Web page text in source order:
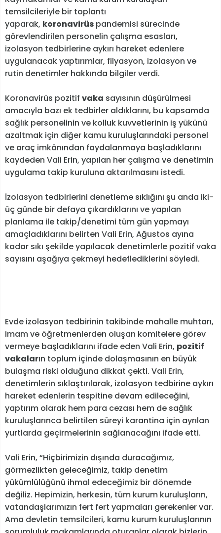
temsilcileriyle bir toplantı
yaparak, koronavirüs pandemisi sürecinde
görevlendirilen personelin çalışma esasları,
izolasyon tedbirlerine aykırı hareket edenlere
uygulanacak yaptırımlar, filyasyon, izolasyon ve
rutin denetimler hakkında bilgiler verdi.
Koronavirüs pozitif vaka sayısının düşürülmesi
amacıyla bazı ek tedbirler aldıklarını, bu kapsamda
sağlık personelinin ve kolluk kuvvetlerinin iş yükünü
azaltmak için diğer kamu kuruluşlarındaki personel
ve araç imkânından faydalanmaya başladıklarını
kaydeden Vali Erin, yapılan her çalışma ve denetimin
uygulama takip kuruluna aktarılmasını istedi.
İzolasyon tedbirlerini denetleme sıklığını şu anda iki-
üç günde bir defaya çıkardıklarını ve yapılan
planlama ile takip/denetimi tüm gün yapmayı
amaçladıklarını belirten Vali Erin, Ağustos ayına
kadar sıkı şekilde yapılacak denetimlerle pozitif vaka
sayısını aşağıya çekmeyi hedeflediklerini söyledi.
Evde izolasyon tedbirinin takibinde mahalle muhtarı,
imam ve öğretmenlerden oluşan komitelere görev
vermeye başladıklarını ifade eden Vali Erin, pozitif
vakaların toplum içinde dolaşmasının en büyük
bulaşma riski olduğuna dikkat çekti. Vali Erin,
denetimlerin sıklaştırılarak, izolasyon tedbirine aykırı
hareket edenlerin tespitine devam edileceğini,
yaptırım olarak hem para cezası hem de sağlık
kuruluşlarınca belirtilen süreyi karantina için ayrılan
yurtlarda geçirmelerinin sağlanacağını ifade etti.
Vali Erin, “Hiçbirimizin dışında duracağımız,
görmezlikten geleceğimiz, takip denetim
yükümlülüğünü ihmal edeceğimiz bir dönemde
değiliz. Hepimizin, herkesin, tüm kurum kuruluşların,
vatandaşlarımızın fert fert yapmaları gerekenler var.
Ama devletin temsilcileri, kamu kurum kuruluşlarının